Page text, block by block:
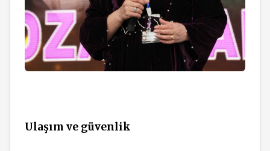
Ulaşım ve güvenlik